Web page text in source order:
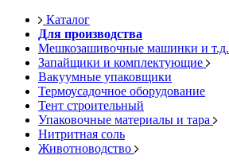
Каталог
Для производства
Мешкозашивочные машинки и т.д.
Запайщики и комплектующие
Вакуумные упаковщики
Термоусадочное оборудование
Тент строительный
Упаковочные материалы и тара
Нитритная соль
Животноводство